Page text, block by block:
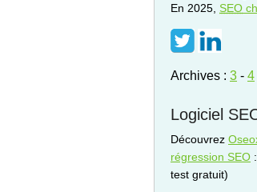
En 2025, SEO
Archives : 3 - 4
Logiciel
Découvrez
régression SEO
test gratuit)